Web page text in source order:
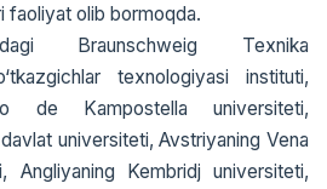
faoliyat olib bormoqda.
Braunschweig Texnika
texnologiyasi instituti,
de Kampostella universiteti,
universiteti, Avstriyaning Vena
Angliyaning Kembridj universiteti,